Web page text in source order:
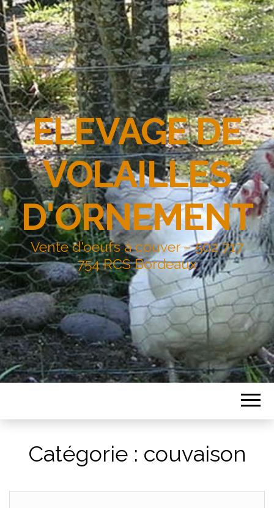
ELEVAGE DE
VOLAILLES
D'ORNEMENT
Vente d'oeufs à couver – 502 717
754 RCS Bordeaux
Catégorie : couvaison